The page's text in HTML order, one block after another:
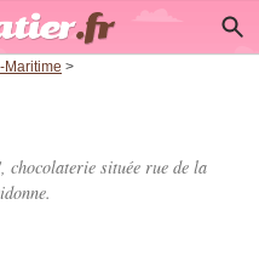
Maritime >
chocolaterie située rue de la